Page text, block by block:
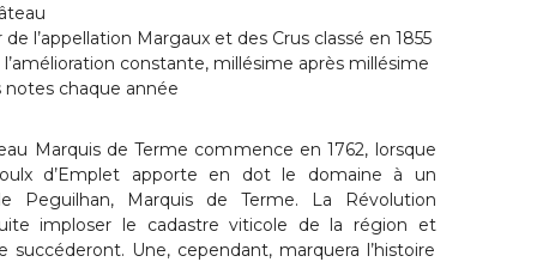
l’appellation Margaux et des Crus classé en 1855
l’amélioration constante, millésime après millésime
notes chaque année
Marquis de Terme commence en 1762, lorsque
d’Emplet apporte en dot le domaine à un
Peguilhan, Marquis de Terme. La Révolution
imploser le cadastre viticole de la région et
succéderont. Une, cependant, marquera l’histoire